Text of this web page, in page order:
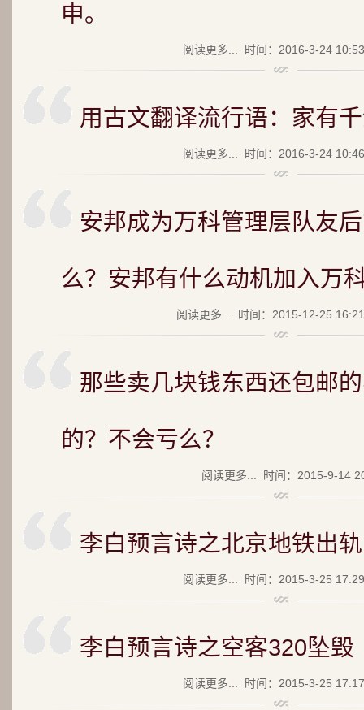
申。
阅读更多... 时间：2016-3-24
用古文翻译流行语：家有
阅读更多... 时间：2016-3-24
安邦成为万科管理层队友
么？安邦有什么动机加入万
阅读更多... 时间：2015-12-25
那些卖几块钱东西还包邮
的？不会亏么？
阅读更多... 时间：2015-9-14
李白预言诗之北京地铁出轨
阅读更多... 时间：2015-3-25
李白预言诗之空客320坠毁
阅读更多... 时间：2015-3-25